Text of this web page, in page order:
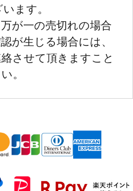
ます。
が一の売切れの場合
が生じる場合には、
させて頂きますこと
。